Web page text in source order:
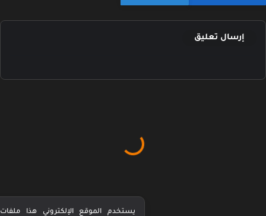
إرسال تعليق
يستخدم الموقع الإلكتروني هذا ملفات